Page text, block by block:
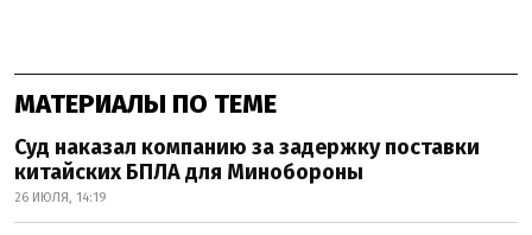
МАТЕРИАЛЫ ПО ТЕМЕ
Суд наказал компанию за задержку поставки
китайских БПЛА для Минобороны
26 ИЮЛЯ, 14:19